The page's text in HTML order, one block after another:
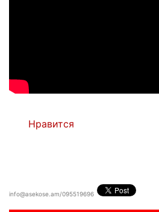
Нравится
info@asekose.am/095519696